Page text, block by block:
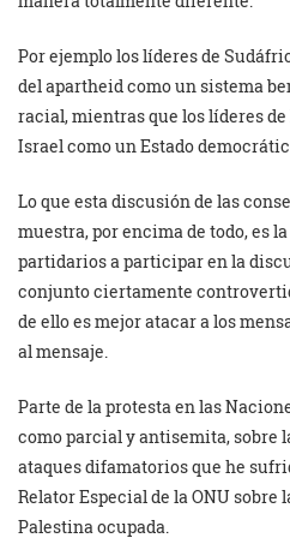
Por ejemplo los líderes de
del apartheid como un sistema
racial, mientras que los líderes
Israel como un Estado
Lo que esta discusión de las
muestra, por encima de todo, es
partidarios a participar en la
conjunto ciertamente
de ello es mejor atacar a los
al mensaje.
Parte de la protesta en las
como parcial y antisemita, sobre
ataques difamatorios que he
Relator Especial de la ONU
Palestina ocupada.